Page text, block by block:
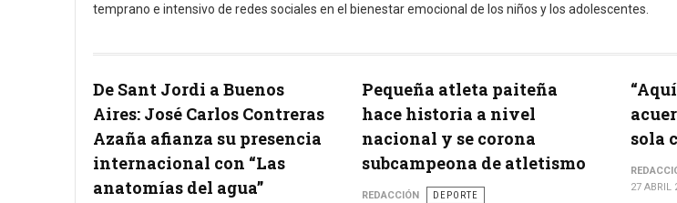
temprano e intensivo de redes sociales en el bienestar emocional de los niños y los adolescentes.
De Sant Jordi a Buenos
Aires: José Carlos Contreras
Azaña afianza su presencia
internacional con “Las
anatomías del agua”
Pequeña atleta paiteña
hace historia a nivel
nacional y se corona
subcampeona de atletismo
REDACCIÓN
DEPORTE
sola
27 ABRIL